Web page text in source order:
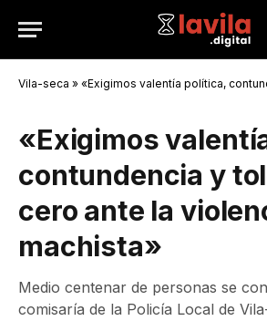
Vila-seca » «Exigimos valentía política, contundencia y
«Exigimos
contundencia y
cero ante la
machista»
Medio centenar de personas se
comisaría de la Policía Local de